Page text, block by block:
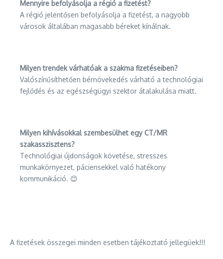
Mennyire befolyásolja a régió a fizetést?
A régió jelentősen befolyásolja a fizetést, a nagyobb
városok általában magasabb béreket kínálnak.
Milyen trendek várhatóak a szakma fizetéseiben?
Valószínűsíthetően bérnövekedés várható a technológiai
fejlődés és az egészségügyi szektor átalakulása miatt.
Milyen kihívásokkal szembesülhet egy CT/MR
szakasszisztens?
Technológiai újdonságok követése, stresszes
munkakörnyezet, páciensekkel való hatékony
kommunikáció. 😊
A fizetések összegei minden esetben tájékoztató jellegüek!!!